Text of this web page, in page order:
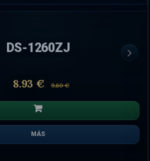
DS-1260ZJ
8.93 € 9.60 €
MÁS